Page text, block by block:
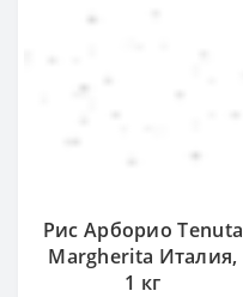
Рис Арборио Tenuta
Margherita Италия,
1 кг